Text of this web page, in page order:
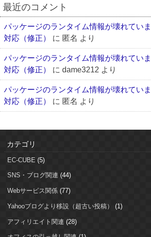
最近のコメント
パッケージのランタイム情報が壊れてい
対応（修正）
に 匿名 より
パッケージのランタイム情報が壊れてい
対応（修正）
に dame3212 より
パッケージのランタイム情報が壊れてい
対応（修正）
に 匿名 より
カテゴリ
EC-CUBE (5)
SNS・ブログ関連 (44)
Webサービス関係 (77)
Yahooブログより移設（超古い投稿） (1)
アフィリエイト関連 (28)